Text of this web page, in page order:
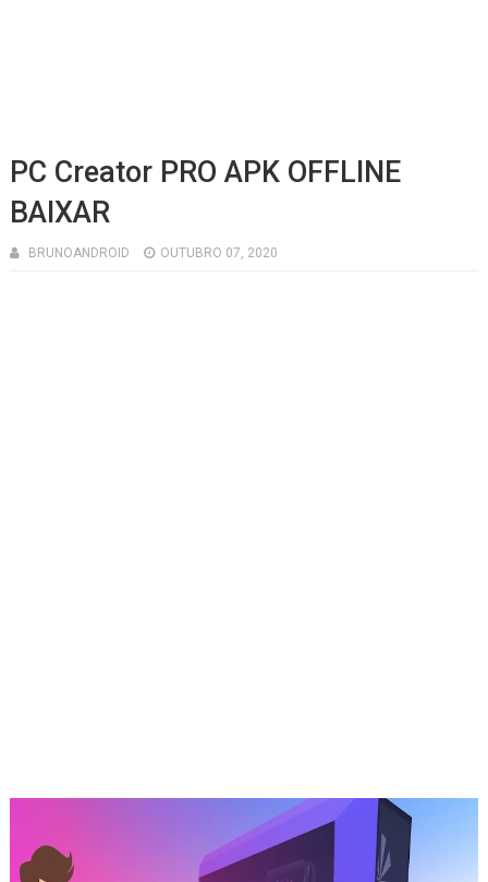
PC Creator PRO APK OFFLINE
BAIXAR
BRUNOANDROID OUTUBRO 07, 2020